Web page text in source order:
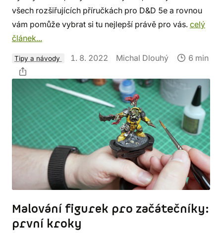
všech rozšiřujících příručkách pro D&D 5e a rovnou
vám pomůže vybrat si tu nejlepší právě pro vás. celý
článek...
Tipy a návody 1. 8. 2022 Michal Dlouhý 6 min
Malování figurek pro začátečníky:
první kroky